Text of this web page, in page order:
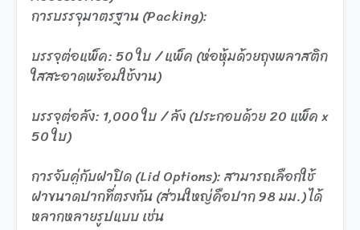
การบรรจุมาตรฐาน (Packing):
บรรจุต่อแพ็ค: 50 ใบ / แพ็ค (ห่อหุ้มด้วยถุงพลาสติก
ใสสะอาดพร้อมใช้งาน)
บรรจุต่อลัง: 1,000 ใบ / ลัง (ประกอบด้วย 20 แพ็ค x
50 ใบ)
การจับคู่กับฝาปิด (Lid Options): สามารถเลือกใช้
ฝาขนาดปากที่ตรงกัน (ส่วนใหญ่คือปาก 98 มม.) ได้
หลากหลายรูปแบบ เช่น